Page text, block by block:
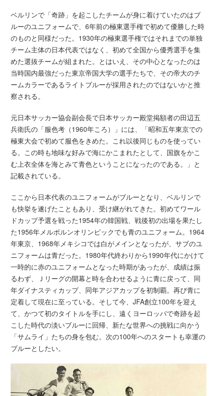
ベルリンで「奇跡」を起こしたチームが身に着けていたのはブ
ルーのユニフォームで、6年前の極東選手権で初めて優勝した時
のものと同様だった。1930年の極東選手権ではそれまでの単独
チーム主体の日本代表ではなく、初めて全国から優秀選手を集
めた選抜チームが組まれた。とはいえ、その中心となったのは
当時国内最強だった東京帝国大学の選手たちで、その帝大のチ
ームカラーであるライトブルーが採用されたのではないかと推
察される。
元日本サッカー協会副会長で日本サッカー殿堂掲額者の田辺五
兵衛氏の「服色考（1960年ころ）」には、「昭和五年東京での
極東大会で初めて服色をきめた。これ以後同じものを使ってい
る。この時も地味な好みで海にかこまれたとして、国旗をかこ
む上衣全体を海とみて青色ということになったのである。」と
記載されている。
ここから日本代表のユニフォームがブルーとなり、ベルリンで
も快挙を遂げたこともあり、受け継がれてきた。初めてワール
ドカップ予選を戦った1954年の韓国戦、戦後初の出場を果たし
た1956年メルボルンオリンピックでも青のユニフォーム。1964
年東京、1968年メキシコでは白がメインとなったが、サブのユ
ニフォームは青だった。1980年代終わりから1990年代にかけて
一時的に赤のユニフォームとなった時期があったが、成績は振
るわず、Ｊリーグの開幕と時を合わせるように青に戻って、同
年ダイナスティカップ、同年アジアカップを初制覇。再び青に
定着して現在に至っている。そして今、JFA創立100年を迎え
て、かつて初のタイトルを手にし、遠くヨーロッパで奇跡を起
こした時代の淡いブルーに回帰、新たな世界への挑戦に向かう
「サムライ」たちの身を包む。次の100年へのスタートも幸運の
ブルーとしたい。